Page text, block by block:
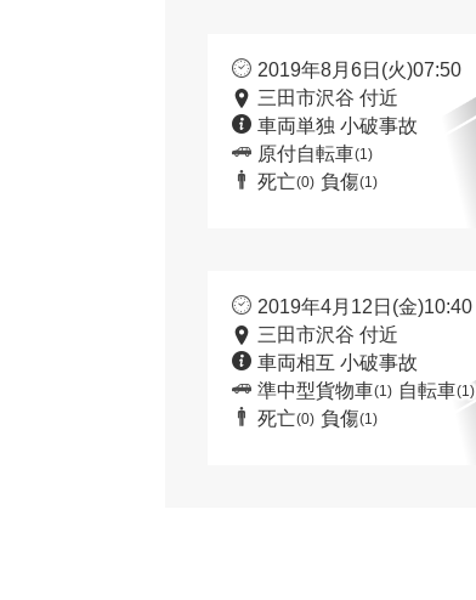
2019年8月6日(火)07:50
三田市沢谷 付近
車両単独 小破事故
原付自転車(1)
死亡(0) 負傷(1)
2019年4月12日(金)10:40
三田市沢谷 付近
車両相互 小破事故
準中型貨物車(1) 自転車(1)
死亡(0) 負傷(1)